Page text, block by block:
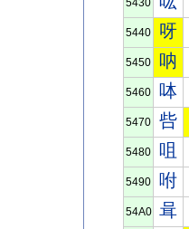
5430
5440 呀
5450 呐
5460 呠
5470 呰
5480 咀
5490 咐
54A0 咠